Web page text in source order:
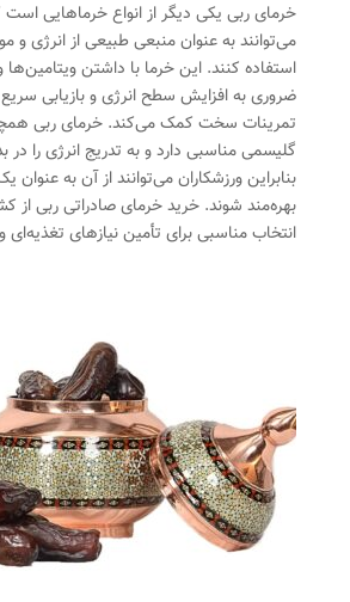
خرمای ربی یکی دیگر از انواع خرماهایی است
می‌توانند به عنوان منبعی طبیعی از انرژی و
استفاده کنند. این خرما با داشتن
ضروری به افزایش سطح انرژی و بازیابی
تمرینات سخت کمک می‌کند. خرمای ربی
گلیسمی مناسبی دارد و به تدریج انرژی را در
بنابراین ورزشکاران می‌توانند از آن به عنوان
بهره‌مند شوند. خرید خرمای صادراتی ربی از
انتخاب مناسبی برای تأمین نیازهای